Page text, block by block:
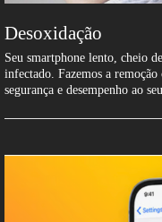
Desoxidação
Seu smartphone lento, cheio
infectado. Fazemos a
segurança e desempenho ao